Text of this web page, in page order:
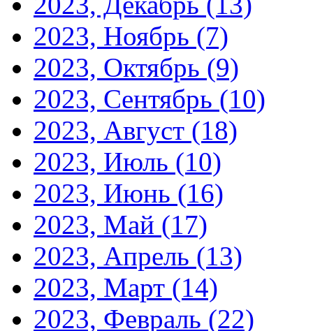
2023, Ноябрь (7)
2023, Октябрь (9)
2023, Сентябрь (10)
2023, Август (18)
2023, Июль (10)
2023, Июнь (16)
2023, Май (17)
2023, Апрель (13)
2023, Март (14)
2023, Февраль (22)